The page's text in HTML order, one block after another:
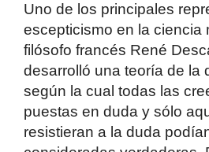
Uno de los principales
escepticismo en la ciencia
filósofo francés René
desarrolló una teoría de la
según la cual todas las
puestas en duda y sólo
resistieran a la duda